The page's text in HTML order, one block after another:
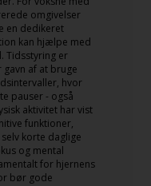
omgivelser
en dedikeret
kan hjælpe med
Tidsstyring er
af at bruge
hvor
pauser - også
aktivitet har vist
funktioner,
korte daglige
og mental
for hjernens
bør gode